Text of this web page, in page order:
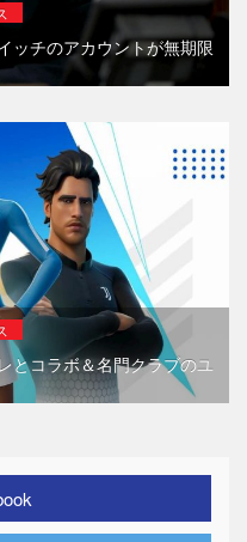
ッチのアカウントが無期限
とコラボ＆名門クラブのユ